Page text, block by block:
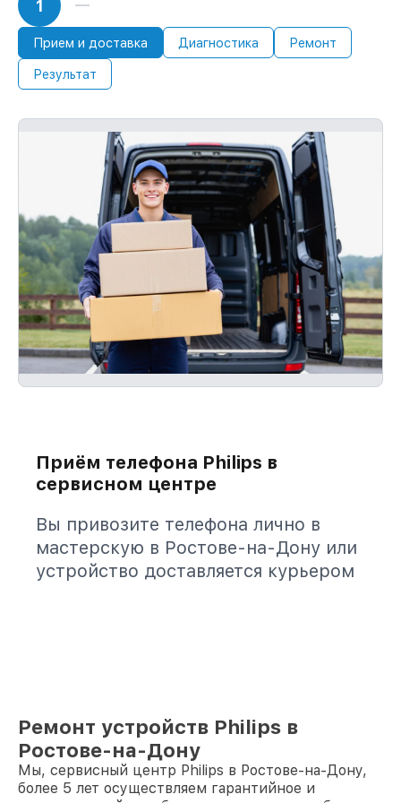
1
Прием и доставка Диагностика Ремонт
Результат
Приём телефона Philips в
сервисном центре
Вы привозите телефона лично в
мастерскую в Ростове-на-Дону или
устройство доставляется курьером
Ремонт устройств Philips в
Ростове-на-Дону
Мы, сервисный центр Philips в Ростове-на-Дону,
более 5 лет осуществляем гарантийное и